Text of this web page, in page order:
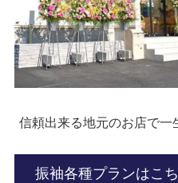
信頼出来る地元のお店で一
振袖各種プランはこ